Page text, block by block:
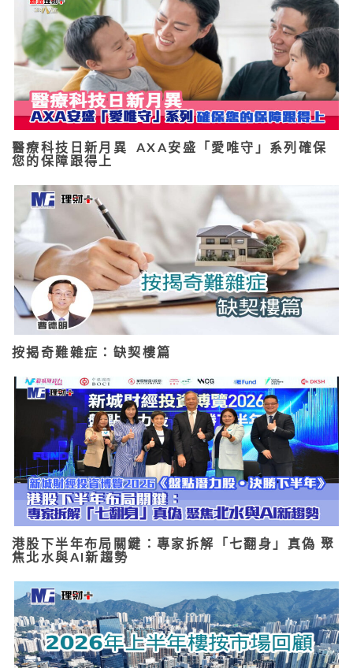
醫療科技日新月異 AXA安盛「愛唯守」系列確保
您的保障跟得上
按揭奇難雜症：缺契樓篇
港股下半年布局關鍵：專家拆解「七翻身」真偽 聚
焦北水與AI新趨勢